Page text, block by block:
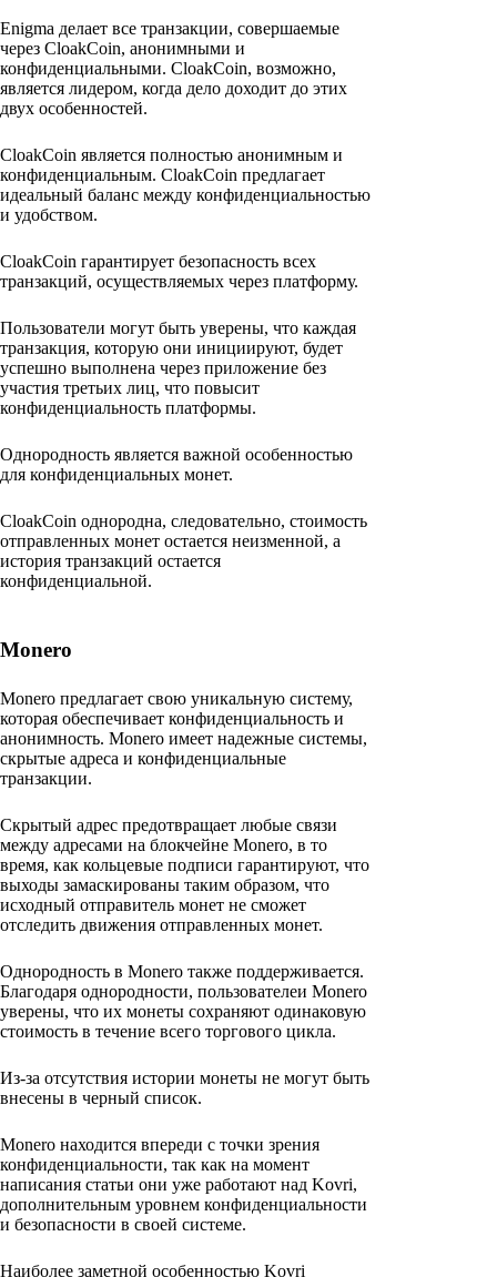
Enigma делает все транзакции, совершаемые
через CloakCoin, анонимными и
конфиденциальными. CloakCoin, возможно,
является лидером, когда дело доходит до этих
двух особенностей.
CloakCoin является полностью анонимным и
конфиденциальным. CloakCoin предлагает
идеальный баланс между конфиденциальностью
и удобством.
CloakCoin гарантирует безопасность всех
транзакций, осуществляемых через платформу.
Пользователи могут быть уверены, что каждая
транзакция, которую они инициируют, будет
успешно выполнена через приложение без
участия третьих лиц, что повысит
конфиденциальность платформы.
Однородность является важной особенностью
для конфиденциальных монет.
CloakCoin однородна, следовательно, стоимость
отправленных монет остается неизменной, а
история транзакций остается
конфиденциальной.
Monero
Monero предлагает свою уникальную систему,
которая обеспечивает конфиденциальность и
анонимность. Monero имеет надежные системы,
скрытые адреса и конфиденциальные
транзакции.
Скрытый адрес предотвращает любые связи
между адресами на блокчейне Monero, в то
время, как кольцевые подписи гарантируют, что
выходы замаскированы таким образом, что
исходный отправитель монет не сможет
отследить движения отправленных монет.
Однородность в Monero также поддерживается.
Благодаря однородности, пользователеи Monero
уверены, что их монеты сохраняют одинаковую
стоимость в течение всего торгового цикла.
Из-за отсутствия истории монеты не могут быть
внесены в черный список.
Monero находится впереди с точки зрения
конфиденциальности, так как на момент
написания статьи они уже работают над Kovri,
дополнительным уровнем конфиденциальности
и безопасности в своей системе.
Наиболее заметной особенностью Kovri